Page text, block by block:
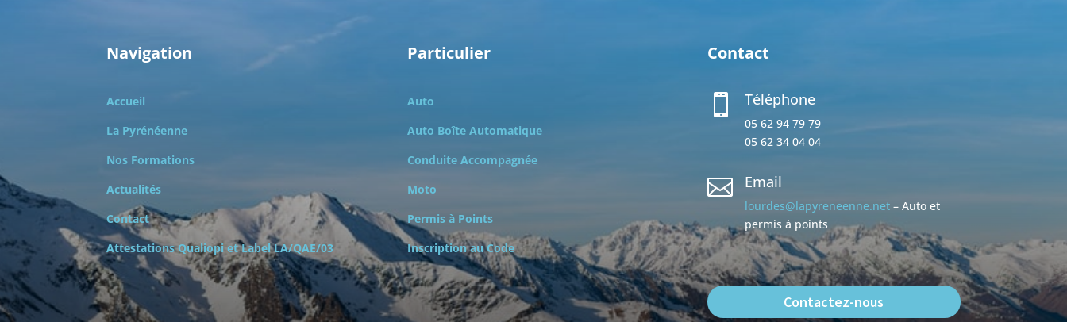
Navigation
Accueil
La Pyrénéenne
Nos Formations
Actualités
Contact
Attestations Qualiopi etLabel LA/QAE/03
Particulier
Auto
Auto Boîte Automatique
Conduite Accompagnée
Moto
Permis à Points
Inscription au Code
Contact
 Téléphone
05 62 94 79 79
05 62 34 04 04
 Email
lourdes@lapyreneenne.net – Auto et
permis à points
Contactez-nous